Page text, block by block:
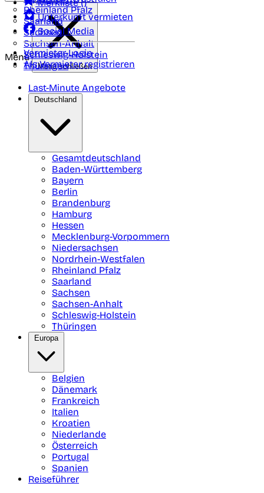
Rheinland Pfalz
Saarland
Sachsen
Sachsen-Anhalt
Schleswig-Holstein
Thüringen
Merkliste ()
Unterkunft vermieten
Social Media
Vermieter-Login
Als Vermieter registrieren
Menü
Menü schließen
Last-Minute Angebote
Deutschland
Gesamtdeutschland
Baden-Württemberg
Bayern
Berlin
Brandenburg
Hamburg
Hessen
Mecklenburg-Vorpommern
Niedersachsen
Nordrhein-Westfalen
Rheinland Pfalz
Saarland
Sachsen
Sachsen-Anhalt
Schleswig-Holstein
Thüringen
Europa
Belgien
Dänemark
Frankreich
Italien
Kroatien
Niederlande
Österreich
Portugal
Spanien
Reiseführer